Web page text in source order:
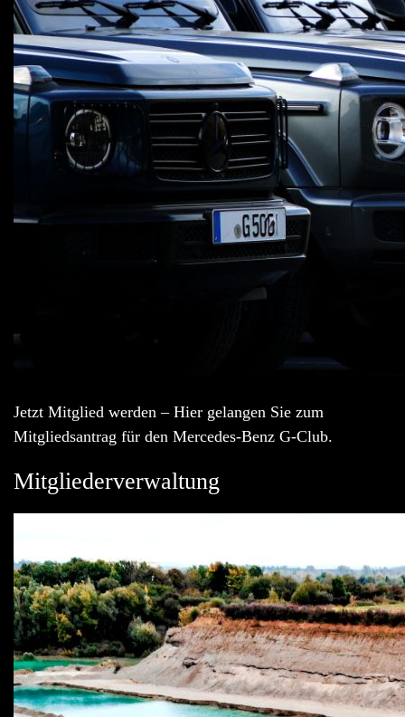
Jetzt Mitglied werden – Hier gelangen Sie zum
Mitgliedsantrag für den Mercedes-Benz G-Club.
Mitgliederverwaltung